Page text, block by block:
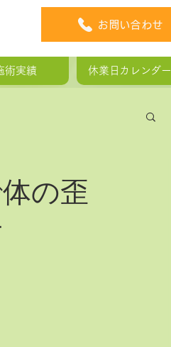
お問い合わせ
術実績 休業日カレンダー
の歪